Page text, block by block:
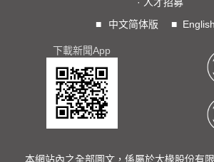
■
中文简体版 ■ English
下載新聞App
本網站內之全部圖文，係屬於大椽股份有